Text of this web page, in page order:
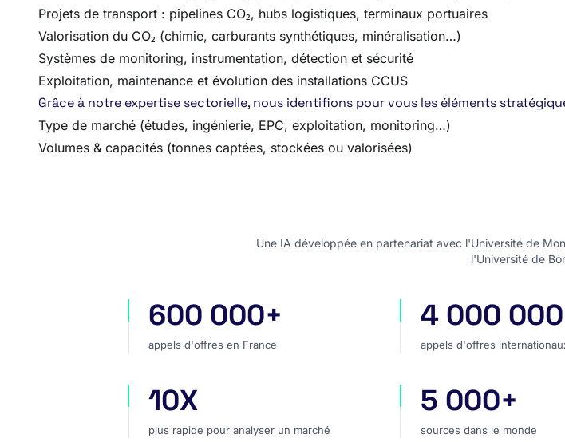
Projets de transport : pipelines CO₂, hubs logistiques, terminaux portuaires
Valorisation du CO₂ (chimie, carburants synthétiques, minéralisation…)
Systèmes de monitoring, instrumentation, détection et sécurité
Exploitation, maintenance et évolution des installations CCUS
Grâce à notre expertise sectorielle, nous identifions pour vous les éléments
Type de marché (études, ingénierie, EPC, exploitation, monitoring…)
Volumes & capacités (tonnes captées, stockées ou valorisées)
Une IA développée en partenariat avec l'Université de
l'Université de
appels d'offres en France
600 000+
appels d'offres en France
appels d'offres
4 000
appels d'offres
plus rapide pour analyser un marché
10X
plus rapide pour analyser un marché
sources dans le monde
5 000+
sources dans le monde